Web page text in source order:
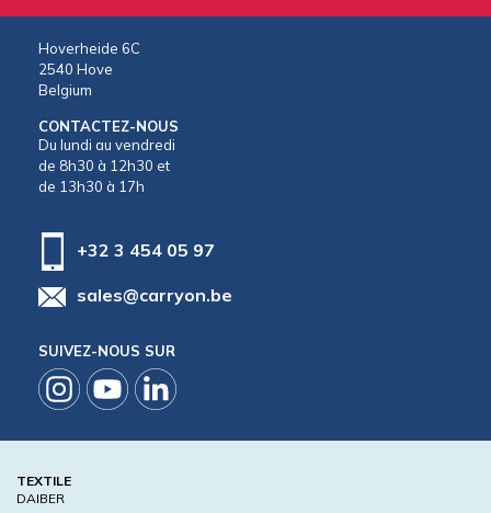
Hoverheide 6C
2540 Hove
Belgium
CONTACTEZ-NOUS
Du lundi au vendredi
de 8h30 à 12h30 et
de 13h30 à 17h
+32 3 454 05 97
sales@carryon.be
SUIVEZ-NOUS SUR
TEXTILE
DAIBER